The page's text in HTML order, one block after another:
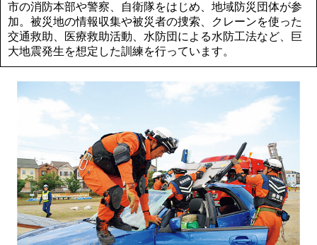
市の消防本部や警察、自衛隊をはじめ、地域防災団体が参
加。被災地の情報収集や被災者の捜索、クレーンを使った
交通救助、医療救助活動、水防団による水防工法など、巨
大地震発生を想定した訓練を行っています。